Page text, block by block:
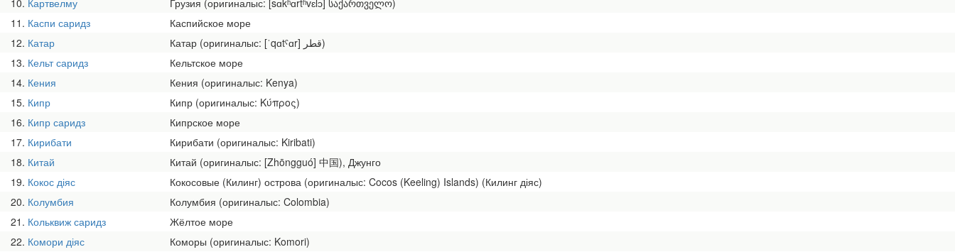
10 Картвелму
Грузия (оригиналыс: [sɑkʰɑrtʰvɛlɔ] საქართველო)
11 Каспи саридз
Каспийское море
12 Катар
Катар (оригиналыс: [ˈqɑtˁɑr] قطر)
13 Кельт саридз
Кельтское море
14 Кения
Кения (оригиналыс: Kenya)
15 Кипр
Кипр (оригиналыс: Κύπρος)
16 Кипр саридз
Кипрское море
17 Кирибати
Кирибати (оригиналыс: Kiribati)
18 Китай
Китай (оригиналыс: [Zhōngguó] 中国), Джунго
19 Кокос діяс
Кокосовые (Килинг) острова (оригиналыс: Cocos (Keeling) Islands) (Килинг діяс)
20 Колумбия
Колумбия (оригиналыс: Colombia)
21 Кольквиж саридз
Жёлтое море
22 Комори діяс
Коморы (оригиналыс: Komori)